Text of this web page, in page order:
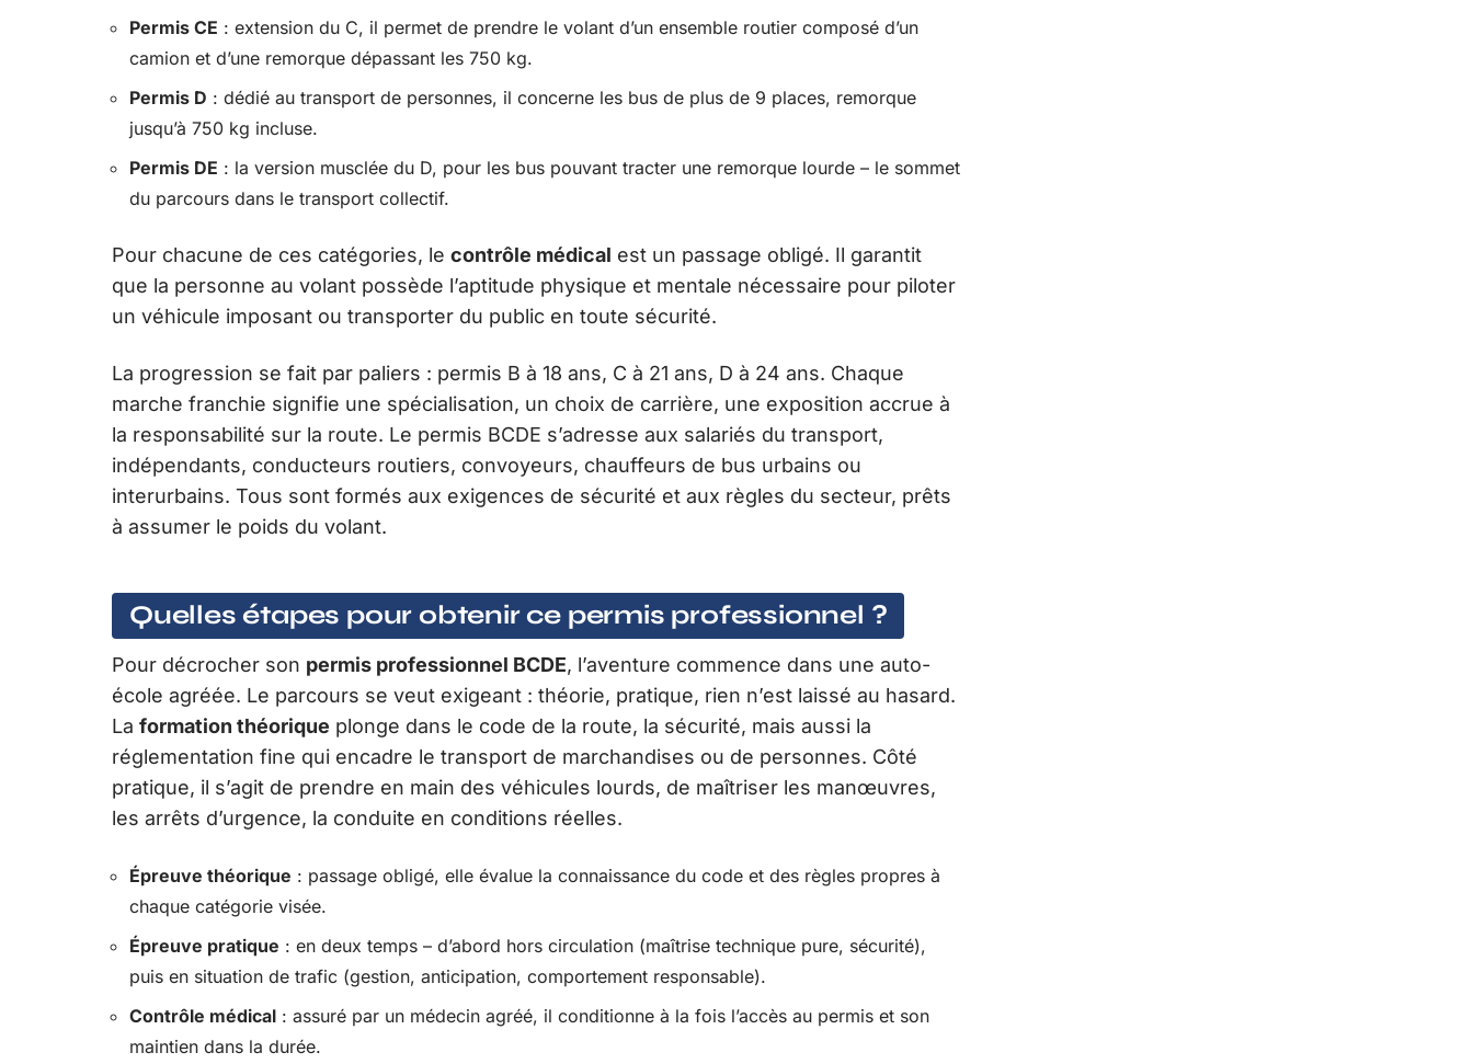
Permis CE : extension du C, il permet de prendre le volant d’un ensemble routier composé d’un
camion et d’une remorque dépassant les 750 kg.
Permis D : dédié au transport de personnes, il concerne les bus de plus de 9 places, remorque
jusqu’à 750 kg incluse.
Permis DE : la version musclée du D, pour les bus pouvant tracter une remorque lourde – le sommet
du parcours dans le transport collectif.
Pour chacune de ces catégories, le contrôle médical est un passage obligé. Il garantit
que la personne au volant possède l’aptitude physique et mentale nécessaire pour piloter
un véhicule imposant ou transporter du public en toute sécurité.
La progression se fait par paliers : permis B à 18 ans, C à 21 ans, D à 24 ans. Chaque
marche franchie signifie une spécialisation, un choix de carrière, une exposition accrue à
la responsabilité sur la route. Le permis BCDE s’adresse aux salariés du transport,
indépendants, conducteurs routiers, convoyeurs, chauffeurs de bus urbains ou
interurbains. Tous sont formés aux exigences de sécurité et aux règles du secteur, prêts
à assumer le poids du volant.
Quelles étapes pour obtenir ce permis professionnel ?
Pour décrocher son permis professionnel BCDE, l’aventure commence dans une auto-
école agréée. Le parcours se veut exigeant : théorie, pratique, rien n’est laissé au hasard.
La formation théorique plonge dans le code de la route, la sécurité, mais aussi la
réglementation fine qui encadre le transport de marchandises ou de personnes. Côté
pratique, il s’agit de prendre en main des véhicules lourds, de maîtriser les manœuvres,
les arrêts d’urgence, la conduite en conditions réelles.
Épreuve théorique : passage obligé, elle évalue la connaissance du code et des règles propres à
chaque catégorie visée.
Épreuve pratique : en deux temps – d’abord hors circulation (maîtrise technique pure, sécurité),
puis en situation de trafic (gestion, anticipation, comportement responsable).
Contrôle médical : assuré par un médecin agréé, il conditionne à la fois l’accès au permis et son
maintien dans la durée.